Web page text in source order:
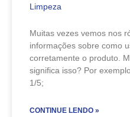
Limpeza
Muitas vezes vemos nos
informações sobre como
corretamente o produto.
significa isso? Por
1/5;
CONTINUE LENDO »